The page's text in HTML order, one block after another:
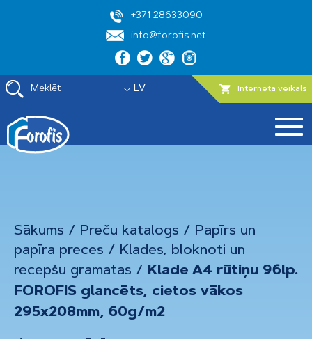
+371 28633090
info@forofis.net
Meklēt LV Interneta veikals
Sākums / Preču katalogs / Papīrs un
papīra preces / Klades, bloknoti un
recepšu gramatas / Klade A4 rūtiņu 96lp.
FOROFIS glancēts, cietos vākos
295x208mm, 60g/m2